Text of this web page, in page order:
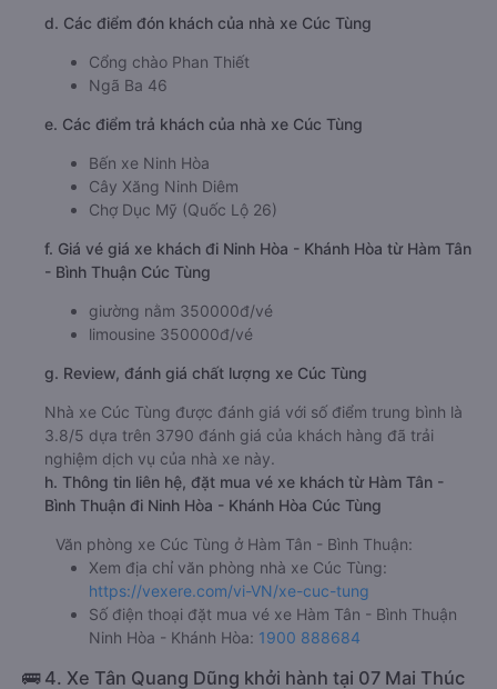
b. Hình ảnh xe Cúc Tùng
c. Lộ trình, giờ khởi hành và giờ kết thúc của xe khách Cúc
Tùng
Giờ xuất phát ở Hàm Tân - Bình Thuận: 00:30, 01:00,
10:30, 11:00, 12:00, 20:30, 23:00
Giờ đến nơi ở Ninh Hòa - Khánh Hòa: 5:54, 6:24,
Thời gian chạy từ Hàm Tân - Bình Thuận đi Ninh Hòa
- Khánh Hòa của nhà xe
d. Các điểm đón khách của nhà xe Cúc Tùng
Ngã Ba 46
e. Các điểm trả khách của nhà xe Cúc Tùng
Bến xe Ninh Hòa
Cây Xăng Ninh Diêm
Chợ Dục Mỹ (Quốc Lộ 26)
f. Giá vé giá xe khách đi Ninh Hòa - Khánh Hòa từ Hàm Tân
- Bình Thuận Cúc Tùng
giường nằm 350000đ/vé
limousine 350000đ/vé